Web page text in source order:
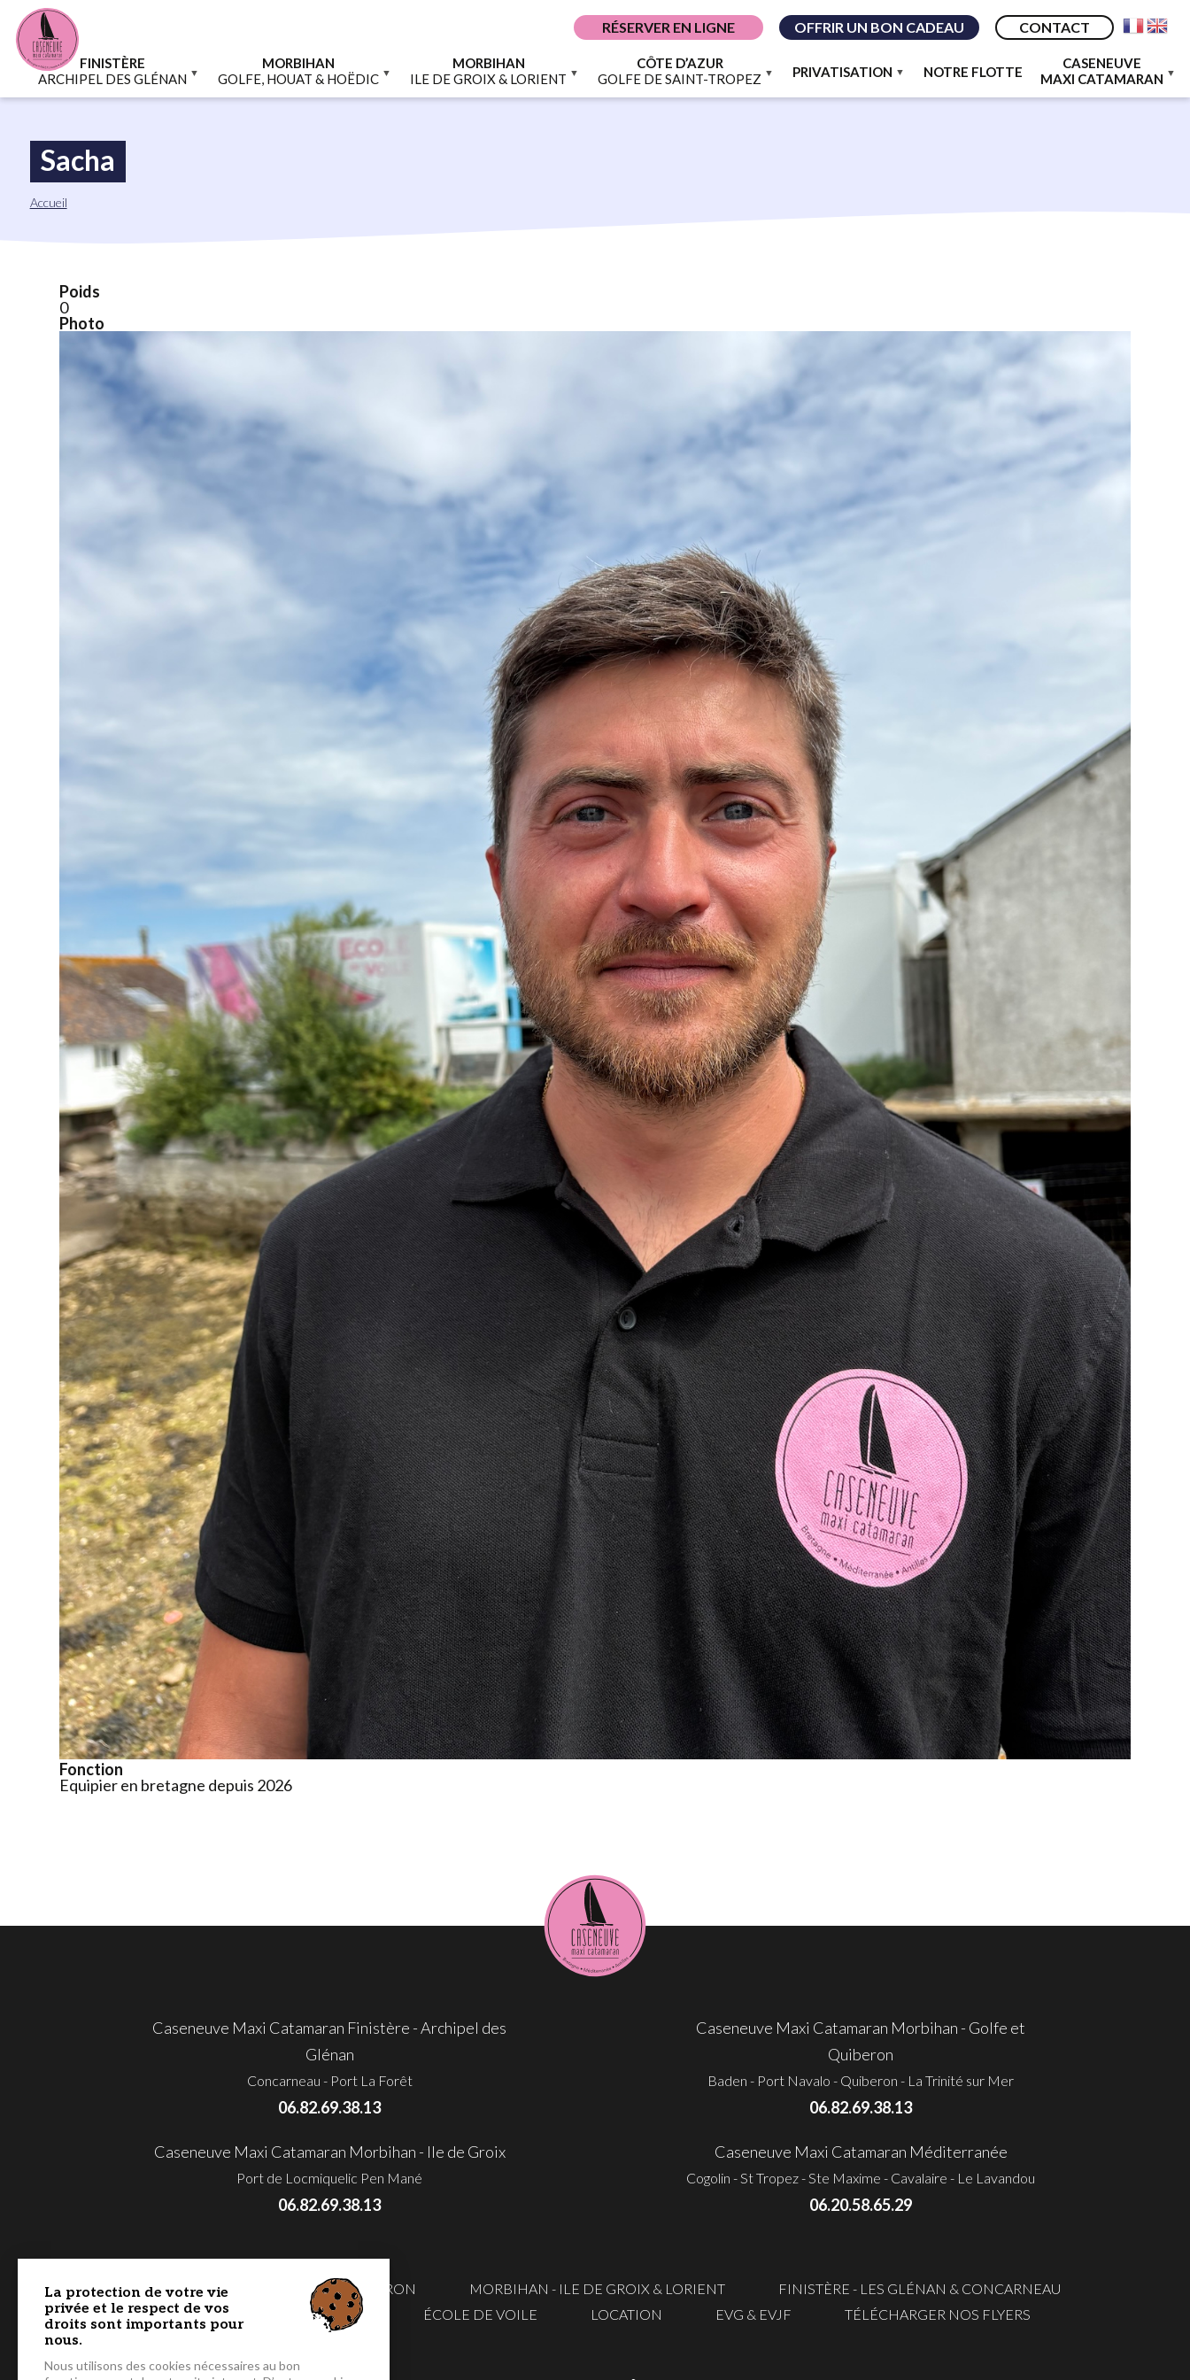
Aller
contenu
principal
RÉSERVER EN LIGNE OFFRIR UN BON CADEAU CONTACT
FINISTÈRE
ARCHIPEL DES GLÉNAN
MORBIHAN
GOLFE, HOUAT & HOËDIC
MORBIHAN
ILE DE GROIX & LORIENT
CÔTE D’AZUR
GOLFE DE SAINT-TROPEZ
PRIVATISATION NOTRE FLOTTE
CASENEUVE
MAXI CATAMARAN
Sacha
Fil
Accueil
Poids
0
Photo
Fonction
Equipier en bretagne depuis 2026
Caseneuve Maxi Catamaran Finistère - Archipel des
Glénan
Concarneau - Port La Forêt
06.82.69.38.13
Caseneuve Maxi Catamaran Morbihan - Golfe et
Quiberon
Baden - Port Navalo - Quiberon - La Trinité sur Mer
06.82.69.38.13
Caseneuve Maxi Catamaran Morbihan - Ile de Groix
Port de Locmiquelic Pen Mané
06.82.69.38.13
Caseneuve Maxi Catamaran Méditerranée
Cogolin - St Tropez - Ste Maxime - Cavalaire - Le Lavandou
06.20.58.65.29
MORBIHAN - GOLFE & BAIE DE QUIBERON MORBIHAN - ILE DE GROIX & LORIENT
FINISTÈRE - LES GLÉNAN & CONCARNEAU
MÉDITERRANÉE - COTE D’AZUR
ÉCOLE DE VOILE LOCATION EVG & EVJF TÉLÉCHARGER NOS FLYERS
Panneau de gestion des cookies
La protection de votre vie
privée et le respect de vos
droits sont importants pour
nous.
Nous utilisons des cookies nécessaires au bon